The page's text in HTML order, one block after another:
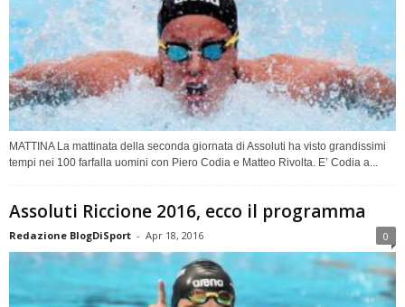
MATTINA La mattinata della seconda giornata di Assoluti ha visto grandissimi
tempi nei 100 farfalla uomini con Piero Codia e Matteo Rivolta. E’ Codia a...
Assoluti Riccione 2016, ecco il programma
Redazione BlogDiSport - Apr 18, 2016 0